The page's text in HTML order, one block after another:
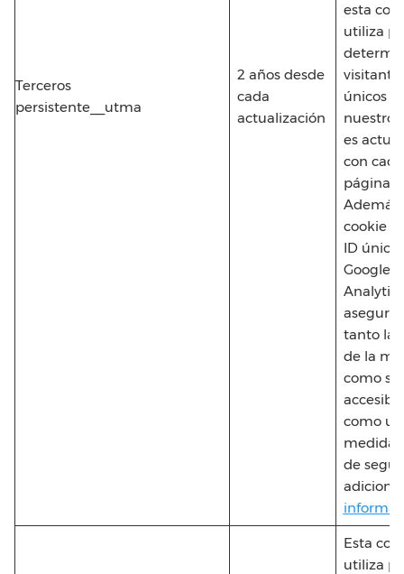
Terceros
persistente__utma
2 años desde
cada
actualización
esta
utiliza
únicos a
nuestro
es
con cada
página
Además
cookie
ID único
Google
asegura
tanto la
de la
como su
como
medida
de
Esta
utiliza